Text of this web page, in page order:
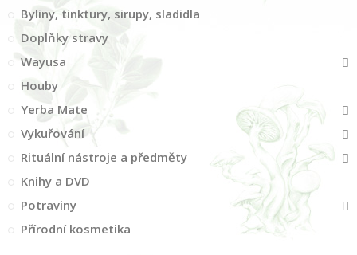
Byliny, tinktury, sirupy, sladidla
Doplňky stravy
Wayusa
Houby
Yerba Mate
Vykuřování
Rituální nástroje a předměty
Knihy a DVD
Potraviny
Přírodní kosmetika